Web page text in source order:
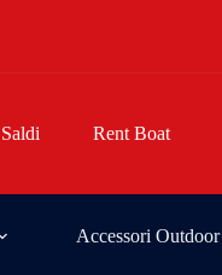
Saldi Rent Boat
Accessori Outdoor